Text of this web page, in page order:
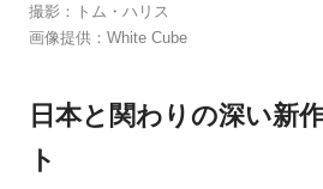
撮影：トム・ハリス
画像提供：White Cube
日本と関わりの深い新
ト